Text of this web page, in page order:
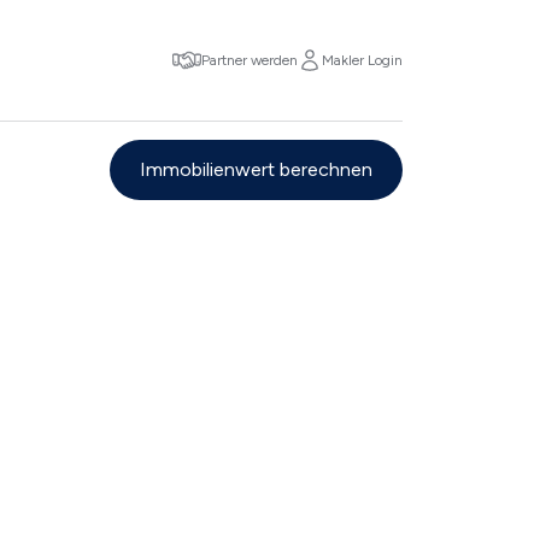
Partner werden Makler Login
Immobilienwert berechnen